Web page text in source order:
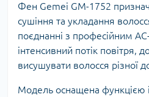
Фен Gemei GM-1752
сушіння та укладання
поєднанні з професійним
інтенсивний потік повітря,
висушувати волосся різної
Модель оснащена функцією